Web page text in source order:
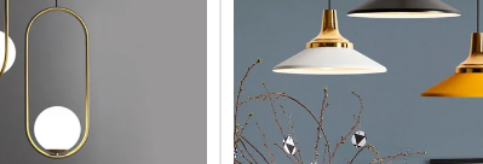
lưu ý